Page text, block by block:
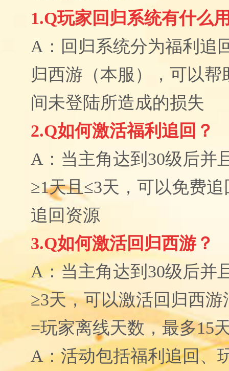
1.Q玩家回归系统有什么
A：回归系统分为福利追
归西游（本服），可以帮
间未登陆所造成的损失
2.Q如何激活福利追回？
A：当主角达到30级后并
≥1天且≤3天，可以免费
追回资源
3.Q如何激活回归西游？
A：当主角达到30级后并
≥3天，可以激活回归西
=玩家离线天数，最多15
A：活动包括福利追回、